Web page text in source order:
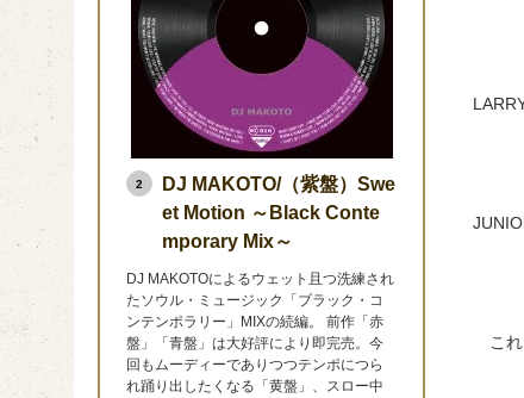
これ
2
DJ MAKOTO/（紫盤）Swe
et Motion ～Black Conte
mporary Mix～
DJ MAKOTOによるウェット且つ洗練され
たソウル・ミュージック「ブラック・コ
ンテンポラリー」MIXの続編。 前作「赤
盤」「青盤」は大好評により即完売。今
回もムーディーでありつつテンポにつら
れ踊り出したくなる「黄盤」、スロー中